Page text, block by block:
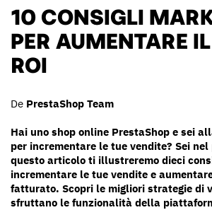
10 CONSIGLI
PER AUMENTARE
ROI
De PrestaShop Team
Hai uno shop online PrestaShop e sei
per incrementare le tue vendite? Sei
questo articolo ti illustreremo dieci
incrementare le tue vendite e
fatturato. Scopri le migliori strategie di
sfruttano le funzionalità della